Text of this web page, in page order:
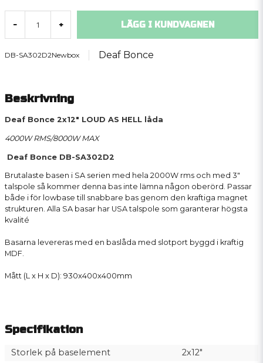
- + LÄGG I KUNDVAGNEN
DB-SA302D2Newbox Deaf Bonce
Beskrivning
Deaf Bonce 2x12" LOUD AS HELL låda
4000W RMS/8000W MAX
Deaf Bonce DB-SA302D2
Brutalaste basen i SA serien med hela 2000W rms och med 3"
talspole så kommer denna bas inte lämna någon oberörd. Passar
både i för lowbase till snabbare bas genom den kraftiga magnet
strukturen. Alla SA basar har USA talspole som garanterar högsta
kvalité
Basarna levereras med en baslåda med slotport byggd i kraftig
MDF.
Mått (L x H x D): 930x400x400mm
Specifikation
Storlek på baselement
2x12"